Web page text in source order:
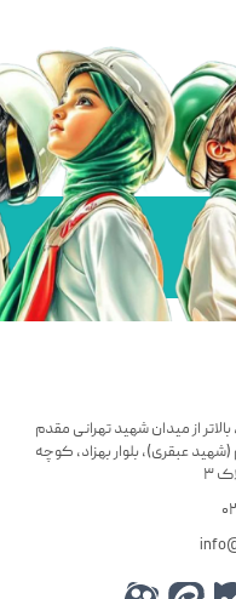
از میدان شهید تهرانی مقدم
عبقری)، بلوار بهزاد، کوچه
۳